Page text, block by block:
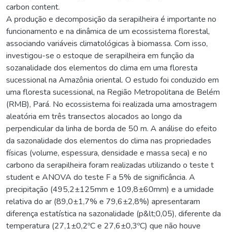
carbon content.
A produção e decomposição da serapilheira é importante no
funcionamento e na dinâmica de um ecossistema florestal,
associando variáveis climatológicas à biomassa. Com isso,
investigou-se o estoque de serapilheira em função da
sozanalidade dos elementos do clima em uma floresta
sucessional na Amazônia oriental. O estudo foi conduzido em
uma floresta sucessional, na Região Metropolitana de Belém
(RMB), Pará. No ecossistema foi realizada uma amostragem
aleatória em três transectos alocados ao longo da
perpendicular da linha de borda de 50 m. A análise do efeito
da sazonalidade dos elementos do clima nas propriedades
físicas (volume, espessura, densidade e massa seca) e no
carbono da serapilheira foram realizadas utilizando o teste t
student e ANOVA do teste F a 5% de significância. A
precipitação (495,2±125mm e 109,8±60mm) e a umidade
relativa do ar (89,0±1,7% e 79,6±2,8%) apresentaram
diferença estatística na sazonalidade (p&lt;0,05), diferente da
temperatura (27,1±0,2ºC e 27,6±0,3ºC) que não houve